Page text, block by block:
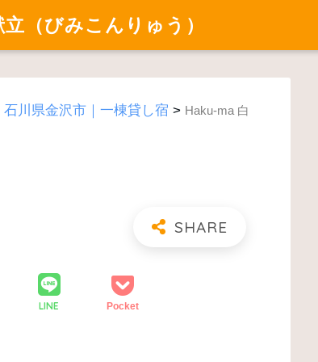
（びみこんりゅう）
石川県金沢市｜一棟貸し宿 > Haku-ma 白
LINE Pocket